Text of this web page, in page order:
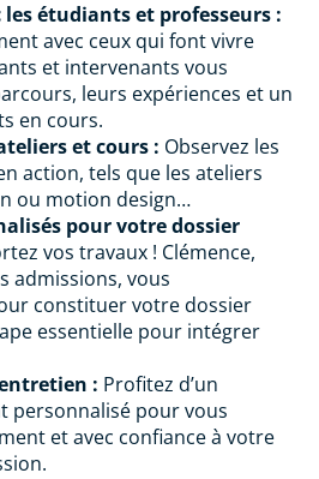
les étudiants et professeurs :
avec ceux qui font vivre
et intervenants vous
leurs expériences et un
en cours.
et cours : Observez les
action, tels que les ateliers
ou motion design…
pour votre dossier
vos travaux ! Clémence,
admissions, vous
constituer votre dossier
essentielle pour intégrer
: Profitez d’un
personnalisé pour vous
et avec confiance à votre